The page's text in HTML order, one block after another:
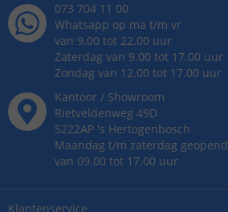
Klantenservice
073 704 11 00
Whatsapp op ma t/m vr
van 9.00 tot 22.00 uur
Zaterdag van 9.00 tot 17.00 uur
Zondag van 12.00 tot 17.00 uur
Kantoor / Showroom
Rietveldenweg 49D
5222AP 's Hertogenbosch
Maandag t/m zaterdag geopend
van 09.00 tot 17.00 uur